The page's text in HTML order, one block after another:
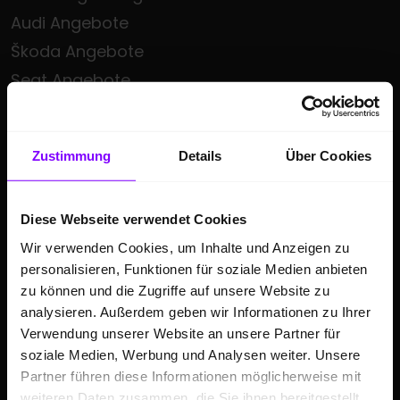
Zustimmung Details Über Cookies
Diese Webseite verwendet Cookies
Wir verwenden Cookies, um Inhalte und Anzeigen zu
personalisieren, Funktionen für soziale Medien anbieten
zu können und die Zugriffe auf unsere Website zu
analysieren. Außerdem geben wir Informationen zu Ihrer
Verwendung unserer Website an unsere Partner für
soziale Medien, Werbung und Analysen weiter. Unsere
Partner führen diese Informationen möglicherweise mit
Audi Angebote
Škoda Angebote
Seat Angebote
Hülpert kauft Ihr Auto
E-Mobilität
Gebrauchtwagen
Saisonale Sonderangebote
Kleinwagen
SUV
GESCHÄFTSKUNDEN